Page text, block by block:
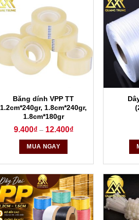
Băng dính VPP TT
1.2cm*240gr, 1.8cm*240gr,
1.8cm*180gr
9.400₫– 12.400₫
MUA NGAY